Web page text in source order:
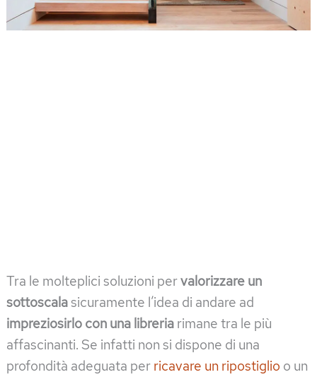
Tra le molteplici soluzioni pervalorizzare un
sottoscalasicuramente l’idea di andare ad
impreziosirlo con una libreria rimane tra le più
affascinanti. Se infatti non si dispone di una
profondità adeguata per ricavare un ripostiglio o un